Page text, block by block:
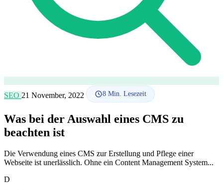
SEO 21 November, 2022 8 Min. Lesezeit
Was bei der Auswahl eines CMS zu
beachten ist
Die Verwendung eines CMS zur Erstellung und Pflege einer
Webseite ist unerlässlich. Ohne ein Content Management System...
D